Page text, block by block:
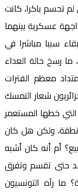
لم تحسم باكرا، كانت
عسكرية بينهما
سببا مباشرا في
ما رسخ حالة العداء
معظم الفترات
شعار التمسك
التي خطها المستعمر
ولكن هل كان
أم أنه كان أشبه
حتى تقسم وتفرق
ما رآه التونسيون